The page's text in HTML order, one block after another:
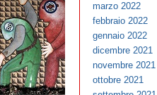
marzo 2022
febbraio 2022
gennaio 2022
dicembre 2021
novembre 2021
ottobre 2021